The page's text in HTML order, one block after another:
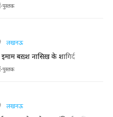
पुस्तक
लखनऊ
इमाम बख़्श नासिख़ के शागिर्द
पुस्तक
लखनऊ